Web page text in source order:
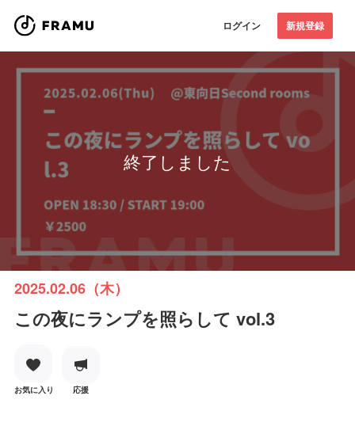
ログイン 新規登録
終了しました
2025.02.06（木）
この夜にランプを照らして vol.3
お気に入り 応援